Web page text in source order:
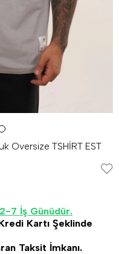
Oversize TSHİRT EST
7 İş Günüdür.
Kartı Şeklinde
Taksit İmkanı.